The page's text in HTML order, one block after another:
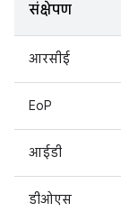
संक्षेपण
आरसीई
EoP
आईडी
डीओएस